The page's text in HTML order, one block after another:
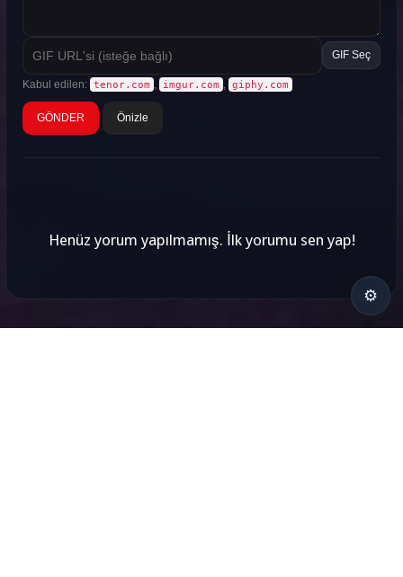
⚙
GIF Seç
Kabul edilen: tenor.com imgur.com giphy.com
Önizle
Henüz yorum yapılmamış. İlk yorumu sen yap!